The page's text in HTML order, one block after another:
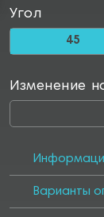
Угол
45
Изменение
Варианты